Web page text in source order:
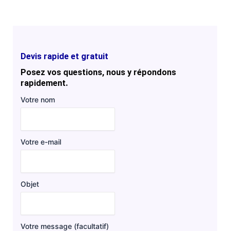
Devis rapide et gratuit
Posez vos questions, nous y répondons
rapidement.
Votre nom
Votre e-mail
Objet
Votre message (facultatif)